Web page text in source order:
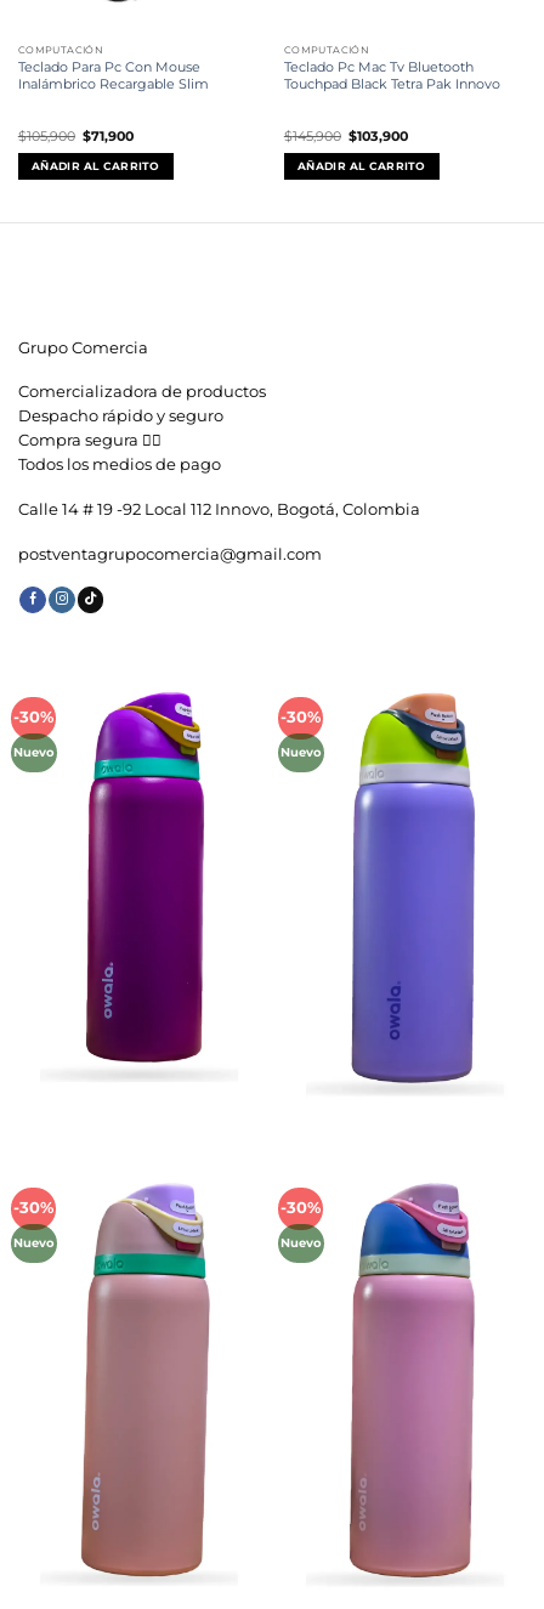
COMPUTACIÓN
Teclado Para Pc Con Mouse
Inalámbrico Recargable Slim
$105,900 El
precio
original
era:
$105,900.
$71,900El
actual
es:
$71,900.
AÑADIR AL CARRITO
COMPUTACIÓN
Teclado Pc Mac Tv Bluetooth
Touchpad Black Tetra Pak Innovo
$145,900 El
precio
original
era:
$145,900.
$103,900El
actual
es:
$103,900.
AÑADIR AL CARRITO
Grupo Comercia
Comercializadora de productos
Despacho rápido y seguro
Compra segura 👇🏼
Todos los medios de pago
Calle 14 # 19 -92 Local 112 Innovo, Bogotá, Colombia
postventagrupocomercia@gmail.com
-30%
Nuevo
Añadir
lista de
deseos
-30%
Nuevo
Añadir
lista de
deseos
-30%
Nuevo
Añadir
lista de
deseos
-30%
Nuevo
Añadir
lista de
deseos